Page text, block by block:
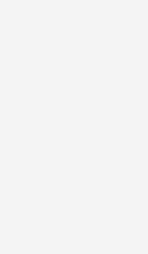
5 kW Nennleistung wurden speziell
Ein separates Innengerät wird
im gleichen Gehäuse
7-stufige Wasserumwälzpumpe,
wird die Gewährleistung um ein Jahr
gegenüber dem
er die SFA-Hebeanlage über
sie